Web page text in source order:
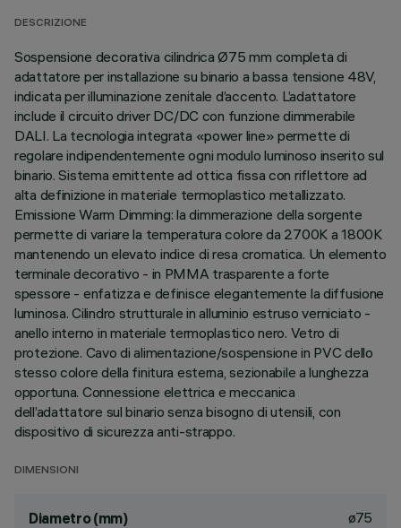
DESCRIZIONE
Sospensione decorativa cilindrica Ø75 mm completa di
adattatore per installazione su binario a bassa tensione 48V,
indicata per illuminazione zenitale d’accento. L’adattatore
include il circuito driver DC/DC con funzione dimmerabile
DALI. La tecnologia integrata «power line» permette di
regolare indipendentemente ogni modulo luminoso inserito sul
binario. Sistema emittente ad ottica fissa con riflettore ad
alta definizione in materiale termoplastico metallizzato.
Emissione Warm Dimming: la dimmerazione della sorgente
permette di variare la temperatura colore da 2700K a 1800K
mantenendo un elevato indice di resa cromatica. Un elemento
terminale decorativo - in PMMA trasparente a forte
spessore - enfatizza e definisce elegantemente la diffusione
luminosa. Cilindro strutturale in alluminio estruso verniciato -
anello interno in materiale termoplastico nero. Vetro di
protezione. Cavo di alimentazione/sospensione in PVC dello
stesso colore della finitura esterna, sezionabile a lunghezza
opportuna. Connessione elettrica e meccanica
dell’adattatore sul binario senza bisogno di utensili, con
dispositivo di sicurezza anti-strappo.
DIMENSIONI
Diametro (mm) ø75